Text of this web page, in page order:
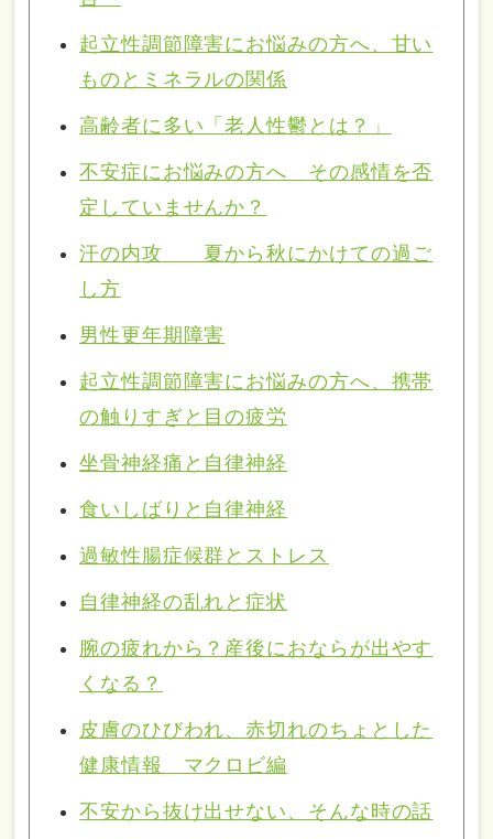
起立性調節障害にお悩みの方へ、甘い
ものとミネラルの関係
高齢者に多い「老人性鬱とは？」
不安症にお悩みの方へ その感情を否
定していませんか？
汗の内攻 夏から秋にかけての過ご
し方
男性更年期障害
起立性調節障害にお悩みの方へ、携帯
の触りすぎと目の疲労
坐骨神経痛と自律神経
食いしばりと自律神経
過敏性腸症候群とストレス
自律神経の乱れと症状
腕の疲れから？産後におならが出やす
くなる？
皮膚のひびわれ、赤切れのちょとした
健康情報 マクロビ編
不安から抜け出せない、そんな時の話